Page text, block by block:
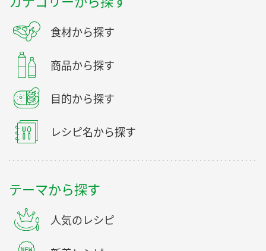
食材から探す
商品から探す
目的から探す
レシピ名から探す
テーマから探す
人気のレシピ